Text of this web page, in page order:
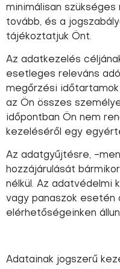
minimálisan
tovább, és a
tájékoztatjuk Önt.
Az adatkezelés
esetleges releváns
megőrzési időtartamok
az Ön összes
időpontban Ön nem
kezeléséről egy
Az adatgyűjtésre, -
hozzájárulását
nélkül. Az adatvédelmi
vagy panaszok
elérhetőségeinken
Adatainak jogszerű